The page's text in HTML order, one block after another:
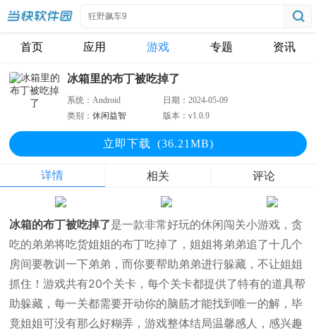
首页 应用 游戏 专题 资讯
冰箱里的布丁被吃掉了
系统：Android 日期：2024-05-09
类别：休闲益智 版本：v1.0.9
立即下载 (36.21MB)
详情 相关 评论
冰箱的布丁被吃掉了是一款非常好玩的休闲闯关小游戏，贪
吃的弟弟将吃货姐姐的布丁吃掉了，姐姐将弟弟追了十几个
房间要教训一下弟弟，而你要帮助弟弟进行躲藏，不让姐姐
抓住！游戏共有20个关卡，每个关卡都提供了特有的道具帮
助躲藏，每一关都需要开动你的脑筋才能找到唯一的解，毕
竟姐姐可没有那么好糊弄，游戏整体结局温馨感人，感兴趣